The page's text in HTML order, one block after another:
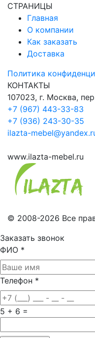
СТРАНИЦЫ
Главная
О компании
Как заказать
Доставка
Политика
КОНТАКТЫ
107023, г. Москва,
+7 (967) 443-33-83
+7 (936) 243-30-35
ilazta-
www.ilazta-mebel.ru
© 2008-2026 Все
Заказать звонок
ФИО *
Телефон *
5 + 6 =